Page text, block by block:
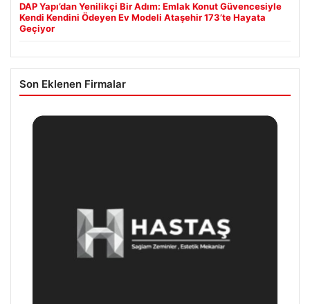
DAP Yapı’dan Yenilikçi Bir Adım: Emlak Konut Güvencesiyle
Kendi Kendini Ödeyen Ev Modeli Ataşehir 173’te Hayata
Geçiyor
Son Eklenen Firmalar